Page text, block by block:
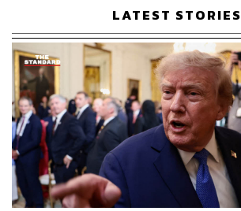
Tangible
Budget:185-220 บาท
Map:
LATEST STORIES